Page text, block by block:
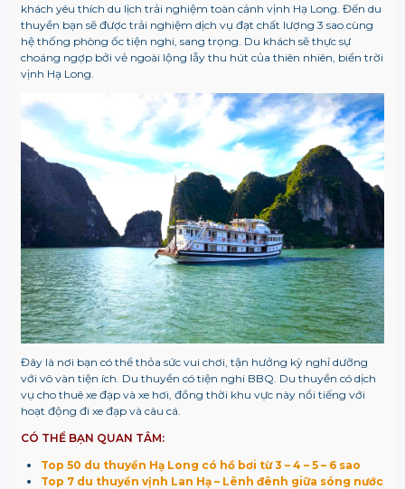
khách yêu thích du lịch trải nghiệm toàn cảnh vịnh Hạ Long. Đến du
thuyền bạn sẽ được trải nghiệm dịch vụ đạt chất lượng 3 sao cùng
hệ thống phòng ốc tiện nghi, sang trọng. Du khách sẽ thực sự
choáng ngợp bởi vẻ ngoài lộng lẫy thu hút của thiên nhiên, biển trời
vịnh Hạ Long.
Đây là nơi bạn có thể thỏa sức vui chơi, tận hưởng kỳ nghỉ dưỡng
với vô vàn tiện ích. Du thuyền có tiện nghi BBQ. Du thuyền có dịch
vụ cho thuê xe đạp và xe hơi, đồng thời khu vực này nổi tiếng với
hoạt động đi xe đạp và câu cá.
CÓ THỂ BẠN QUAN TÂM:
Top 50 du thuyền Hạ Long có hồ bơi từ 3 – 4 – 5 – 6 sao
Top 7 du thuyền vịnh Lan Hạ – Lênh đênh giữa sóng nước